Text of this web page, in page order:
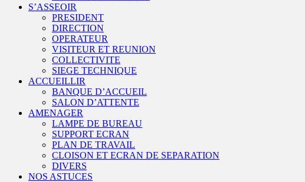
S’ASSEOIR
PRESIDENT
DIRECTION
OPERATEUR
VISITEUR ET REUNION
COLLECTIVITE
SIEGE TECHNIQUE
ACCUEILLIR
BANQUE D’ACCUEIL
SALON D’ATTENTE
AMENAGER
LAMPE DE BUREAU
SUPPORT ECRAN
PLAN DE TRAVAIL
CLOISON ET ECRAN DE SEPARATION
DIVERS
NOS ASTUCES